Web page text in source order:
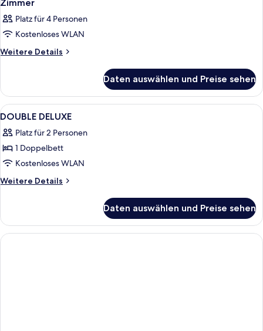
Zimmer
Platz für 4 Personen
Kostenloses WLAN
Weitere Details
Weitere
Daten auswählen und Preise sehen
Alle
Fotos
für
DOUBLE
DELUXE
anzeigen
Minibar, Zimmersafe, Schreibtisch,
2
DOUBLE DELUXE
Platz für 2 Personen
1 Doppelbett
Kostenloses WLAN
Weitere Details
Weitere
DELUXE
Daten auswählen und Preise sehen